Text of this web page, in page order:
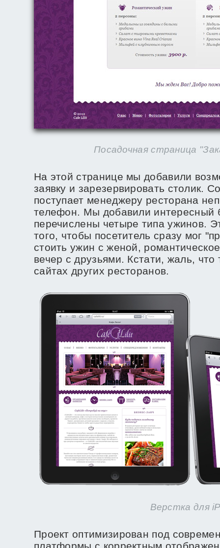
Посадочная страница
На этой странице мы добавили
заявку и зарезервировать столик.
поступает менеджеру ресторана
телефон. Мы добавили интересный
перечислены четыре типа ужинов.
того, чтобы посетитель сразу мог
стоить ужин с женой,
вечер с друзьями. Кстати, жаль, что
сайтах других ресторанов.
Верстка для
Проект оптимизирован под